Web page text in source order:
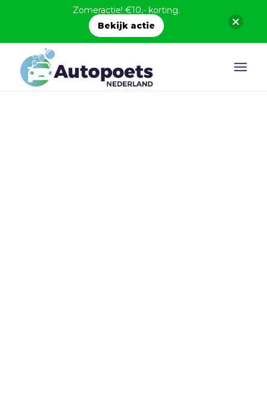
Zomeractie! €10,- korting.
Bekijk actie